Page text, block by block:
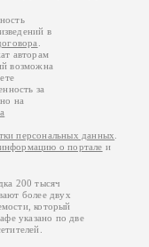
в
авторам
возможна
за
на
персональных данных
информацию о портале и
200 тысяч
более двух
который
указано по две